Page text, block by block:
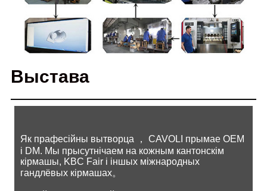
Выстава
Як прафесійны вытворца ， CAVOLI прымае OEM
і DM. Мы прысутнічаем на кожным кантонскім
кірмашы, KBC Fair і іншых міжнародных
гандлёвых кірмашах。